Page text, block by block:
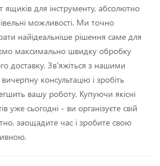
для інструменту, абсолютно
можливості. Ми точно
найідеальніше рішення саме для
максимально швидку обробку
доставку. Зв'яжіться з нашими
консультацію і зробіть
вашу роботу. Купуючи якісні
уже сьогодні - ви організуєте свій
заощадите час і зробите свою